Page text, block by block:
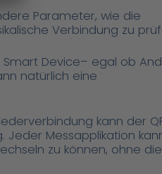
Parameter, wie die
Verbindung zu
Device– egal ob
natürlich eine
kann der
Messapplikation
zu können, ohne